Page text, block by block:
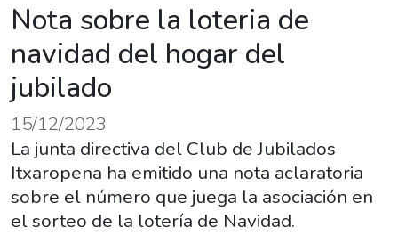
Nota sobre la loteria de
navidad del hogar del
jubilado
15/12/2023
La junta directiva del Club de Jubilados
Itxaropena ha emitido una nota aclaratoria
sobre el número que juega la asociación en
el sorteo de la lotería de Navidad.